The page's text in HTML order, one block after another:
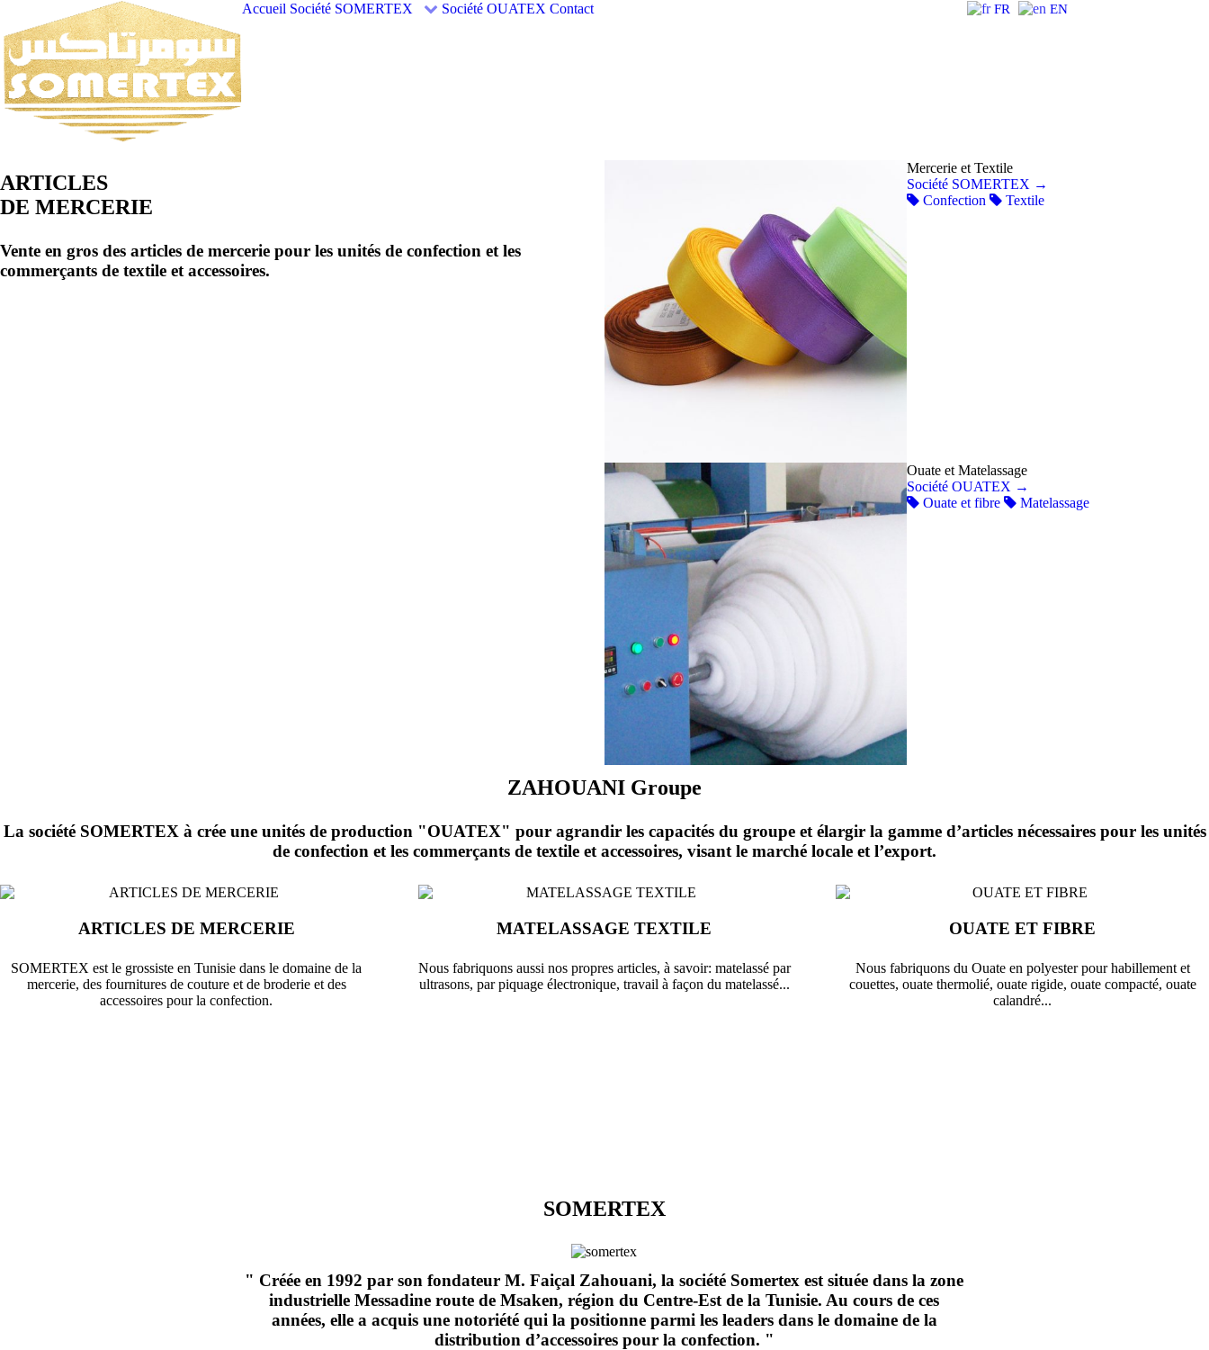
Accueil Société SOMERTEX Société OUATEX Contact FR EN
ARTICLES
DE MERCERIE
Vente en gros des articles de mercerie pour les unités de confection et les
commerçants de textile et accessoires.
Mercerie et Textile
Société SOMERTEX →
Confection
Textile
Ouate et Matelassage
Société OUATEX →
Ouate et fibre
Matelassage
ZAHOUANI Groupe
La société SOMERTEX à crée une unités de production "OUATEX" pour agrandir les capacités du groupe et élargir la gamme d’articles nécessaires pour les unités
de confection et les commerçants de textile et accessoires, visant le marché locale et l’export.
ARTICLES DE MERCERIE
SOMERTEX est le grossiste en Tunisie dans le domaine de la
mercerie, des fournitures de couture et de broderie et des
accessoires pour la confection.
MATELASSAGE TEXTILE
Nous fabriquons aussi nos propres articles, à savoir: matelassé par
ultrasons, par piquage électronique, travail à façon du matelassé...
OUATE ET FIBRE
Nous fabriquons du Ouate en polyester pour habillement et
couettes, ouate thermolié, ouate rigide, ouate compacté, ouate
calandré...
SOMERTEX
" Créée en 1992 par son fondateur M. Faiçal Zahouani, la société Somertex est située dans la zone
industrielle Messadine route de Msaken, région du Centre-Est de la Tunisie. Au cours de ces
années, elle a acquis une notoriété qui la positionne parmi les leaders dans le domaine de la
distribution d’accessoires pour la confection. "